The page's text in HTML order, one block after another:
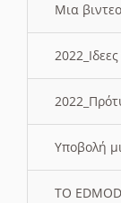
Μια
Υποβολή
ΤΟ